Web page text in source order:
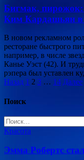
Бигмак, пирожок:
Ким Кардашьян в
В новом рекламном
ресторане быстрого
например, в числе
Канье Уэст (42). И
рэпера был уставлен
Пагинация
записей
Назад 1 2 3 … 14 Далее
Поиск
Найти:
Красота
Эмма Робертс